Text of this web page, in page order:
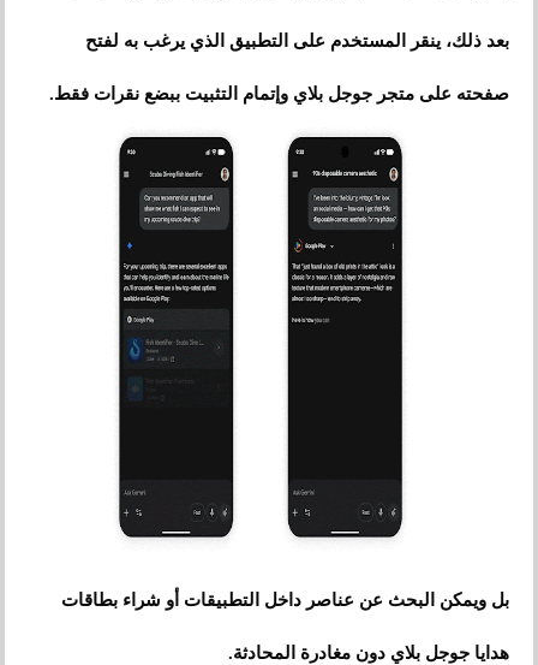
بعد ذلك، ينقر المستخدم على التطبيق الذي يرغب به لفتح
صفحته على متجر جوجل بلاي وإتمام التثبيت ببضع نقرات فقط.
بل ويمكن البحث عن عناصر داخل التطبيقات أو شراء بطاقات
هدايا جوجل بلاي دون مغادرة المحادثة.